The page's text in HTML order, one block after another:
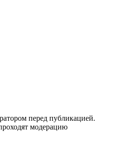
перед публикацией.
модерацию